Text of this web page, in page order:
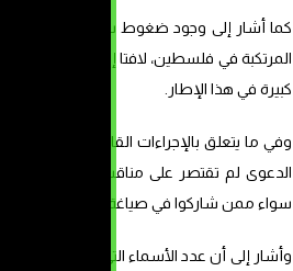
كما أشار إلى وجود ضغوط سياسية تُمارس على
المرتكبة في فلسطين، لافتا إلى أن الاحتلال
كبيرة في هذا الإطار.
وفي ما يتعلق بالإجراءات القانونية التي تم
الدعوى لم تقتصر على مناقشة قانون
سواء ممن شاركوا في صياغة أو التصويت أو
وأشار إلى أن عدد الأسماء التي تم تضمينها